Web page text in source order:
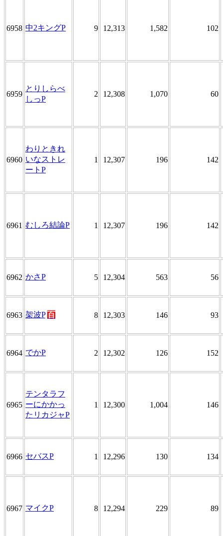
6958 中2キングP 9 12,313 1,582 102
6959
とりしらべ
しっP
2 12,308 1,070 60
6960
わりときれ
いなストレ
ートP
1 12,307 196 142
6961 むしろ結論P 1 12,307 196 142
6962 かさP 5 12,304 563 56
6963 架波P 百 8 12,303 146 93
6964 でかP 2 12,302 126 152
6965
テンタラフ
ーにかかっ
たリカジャP
1 12,300 1,004 146
6966 セバスP 1 12,296 130 134
6967 マイクP 8 12,294 229 89